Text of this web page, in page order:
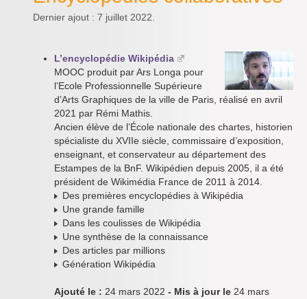
Dernier ajout : 7 juillet 2022.
L’encyclopédie Wikipédia
MOOC produit par Ars Longa pour
l’Ecole Professionnelle Supérieure
d’Arts Graphiques de la ville de Paris, réalisé en avril
2021 par Rémi Mathis.
Ancien élève de l’École nationale des chartes, historien
spécialiste du XVIIe siècle, commissaire d’exposition,
enseignant, et conservateur au département des
Estampes de la BnF. Wikipédien depuis 2005, il a été
président de Wikimédia France de 2011 à 2014.
Des premières encyclopédies à Wikipédia
Une grande famille
Dans les coulisses de Wikipédia
Une synthèse de la connaissance
Des articles par millions
Génération Wikipédia
Ajouté le : 24 mars 2022 - Mis à jour le 24 mars